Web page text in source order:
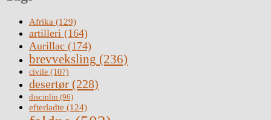
Afrika (129)
artilleri (164)
Aurillac (174)
brevveksling (236)
civile (107)
desertør (228)
disciplin (96)
efterladte (124)